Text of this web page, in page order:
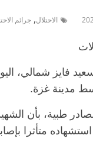
الاحتلال, جرائم
فايز شمالي،
مدينة غزة.
طبية، بأن
متأثرا